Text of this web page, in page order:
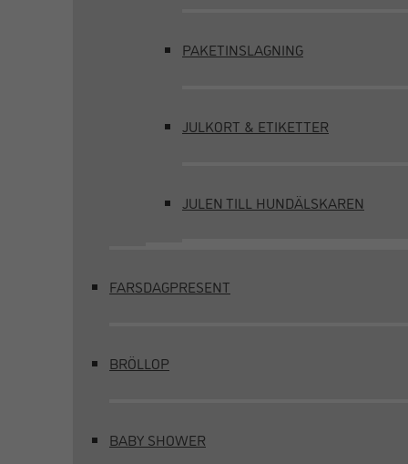
PAKETINSLAGNING
JULKORT & ETIKETTER
JULEN TILL HUNDÄLSKAREN
FARSDAGPRESENT
BRÖLLOP
BABY SHOWER